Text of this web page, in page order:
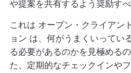
や提案を共有するよう奨励すべ
これは オープン・クライアン
ョン は、何がうまくいってい
る必要があるのかを見極める
た、定期的なチェックインや